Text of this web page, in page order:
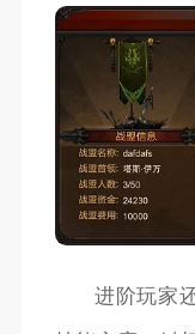
进阶玩家